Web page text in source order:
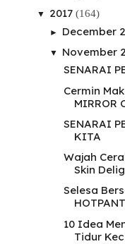
▼ 2017 (164)
► December
▼ November
SENARAI
Cermin
MIRROR
SENARAI
KITA
Wajah
Skin
Selesa
10 Idea
Tidur